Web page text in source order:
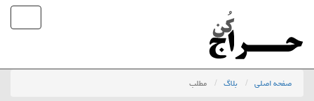
صفحه اصلی بلاگ مطلب